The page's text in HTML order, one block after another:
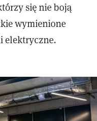
się nie boją
wymienione
elektryczne.